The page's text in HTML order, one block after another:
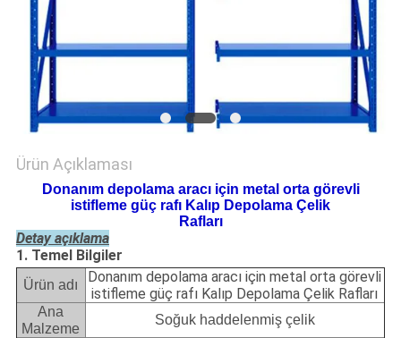
Ürün Açıklaması
Donanım depolama aracı için metal orta görevli
istifleme güç rafı Kalıp Depolama Çelik
Rafları
Detay açıklama
1. Temel Bilgiler
Ürün adı
Donanım depolama aracı için metal orta görevli
istifleme güç rafı Kalıp Depolama Çelik Rafları
Ana
Malzeme
Soğuk haddelenmiş çelik